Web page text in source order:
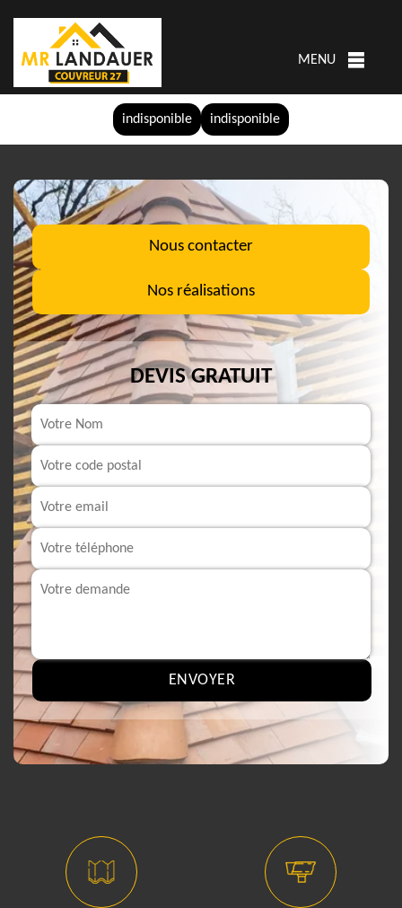
indisponible indisponible
MENU
Nous contacter
Nos réalisations
DEVIS GRATUIT